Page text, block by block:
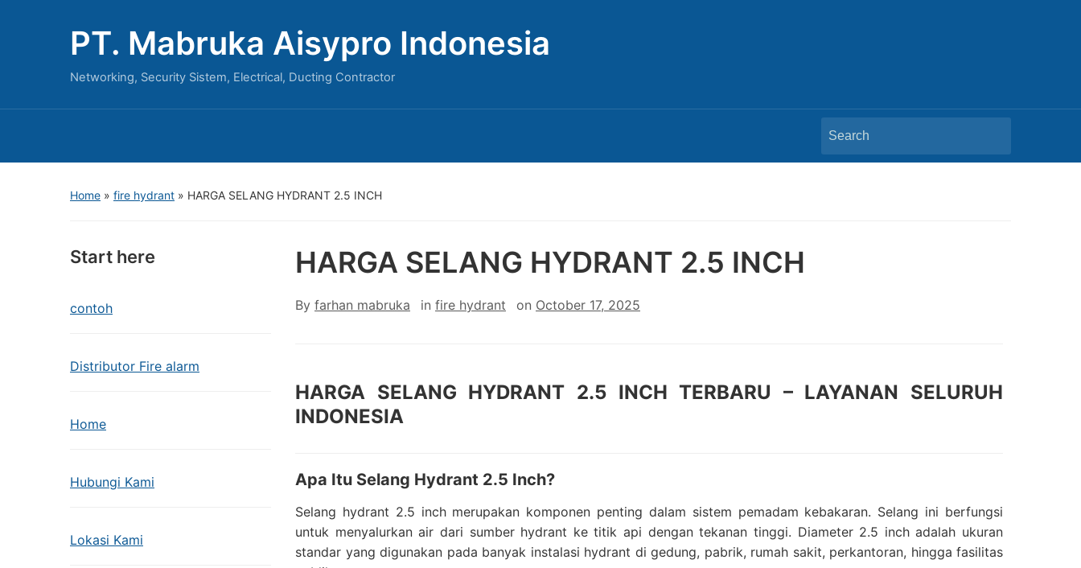
PT. Mabruka Aisypro Indonesia
Networking, Security Sistem, Electrical, Ducting Contractor
Search
for:
Home » fire hydrant » HARGA SELANG HYDRANT 2.5 INCH
Start here
contoh
Distributor Fire alarm
Home
Hubungi Kami
Lokasi Kami
HARGA SELANG HYDRANT 2.5 INCH
By farhan mabruka in fire hydrant on October 17, 2025
HARGA SELANG HYDRANT 2.5 INCH TERBARU – LAYANAN SELURUH
INDONESIA
Apa Itu Selang Hydrant 2.5 Inch?
Selang hydrant 2.5 inch merupakan komponen penting dalam sistem pemadam kebakaran. Selang ini berfungsi
untuk menyalurkan air dari sumber hydrant ke titik api dengan tekanan tinggi. Diameter 2.5 inch adalah ukuran
standar yang digunakan pada banyak instalasi hydrant di gedung, pabrik, rumah sakit, perkantoran, hingga fasilitas